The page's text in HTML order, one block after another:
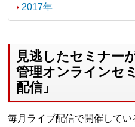
2017年
見逃したセミナー
管理オンラインセ
配信」
毎月ライブ配信で開催して